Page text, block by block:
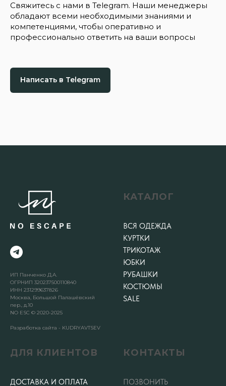
Свяжитесь с нами в Telegram. Наши менеджеры
обладают всеми необходимыми знаниями и
компетенциями, чтобы оперативно и
профессионально ответить на ваши вопросы
Написать в Telegram
ИП Панченко Д.А.
ОГРНИП 320237500110840
ИНН 231299637826
Москва, Большой Палашёвский
пер., д.10
NO ESC © 2020-2025
Разработка сайта - KUDRYAVTSEV
КАТАЛОГ
ВСЯ ОДЕЖДА
КУРТКИ
ТРИКОТАЖ
ЮБКИ
РУБАШКИ
КОСТЮМЫ
SALE
ДЛЯ КЛИЕНТОВ
ДОСТАВКА И ОПЛАТА
КОНТАКТЫ
ПОЗВОНИТЬ